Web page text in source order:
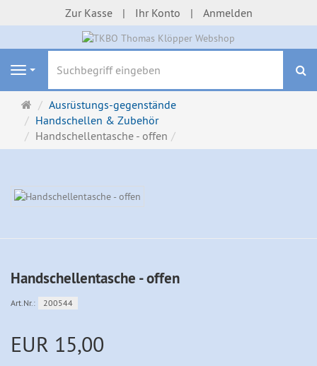
Zur Kasse Ihr Konto Anmelden
Navigation
Startseite
Ausrüstungs-gegenstände
Handschellen & Zubehör
Handschellentasche - offen
Handschellentasche - offen
Art.Nr.: 200544
EUR 15,00